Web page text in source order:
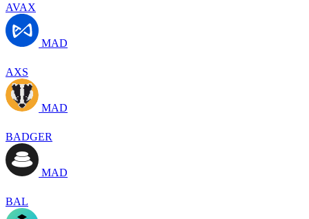
AVAX
MAD
AXS
MAD
BADGER
MAD
BAL